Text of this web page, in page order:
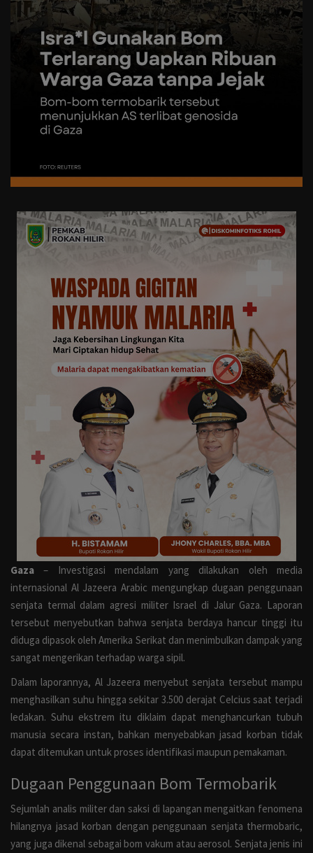
Olahraga
Seni Budaya
Advetorial
Teknologi
Otomotif
Kesehatan
Gaya Hidup
Lingkungan Hidup
Perlemen
Ekonomi
Liputan Khusus
Sosial
Bisnis
Infotorial
Iklan
Galeri
Banner
Gaza – Investigasi mendalam yang dilakukan oleh media
internasional Al Jazeera Arabic mengungkap dugaan penggunaan
senjata termal dalam agresi militer Israel di Jalur Gaza. Laporan
tersebut menyebutkan bahwa senjata berdaya hancur tinggi itu
diduga dipasok oleh Amerika Serikat dan menimbulkan dampak yang
sangat mengerikan terhadap warga sipil.
Dalam laporannya, Al Jazeera menyebut senjata tersebut mampu
menghasilkan suhu hingga sekitar 3.500 derajat Celcius saat terjadi
ledakan. Suhu ekstrem itu diklaim dapat menghancurkan tubuh
manusia secara instan, bahkan menyebabkan jasad korban tidak
dapat ditemukan untuk proses identifikasi maupun pemakaman.
Dugaan Penggunaan Bom Termobarik
Sejumlah analis militer dan saksi di lapangan mengaitkan fenomena
hilangnya jasad korban dengan penggunaan senjata thermobaric,
yang juga dikenal sebagai bom vakum atau aerosol. Senjata jenis ini